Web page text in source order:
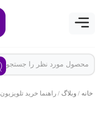
خانه / وبلاگ / راهنما خرید تلویزیون